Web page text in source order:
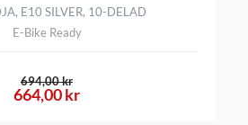
E10 SILVER, 10-DELAD
E-Bike Ready
664,00 kr
694,00 kr